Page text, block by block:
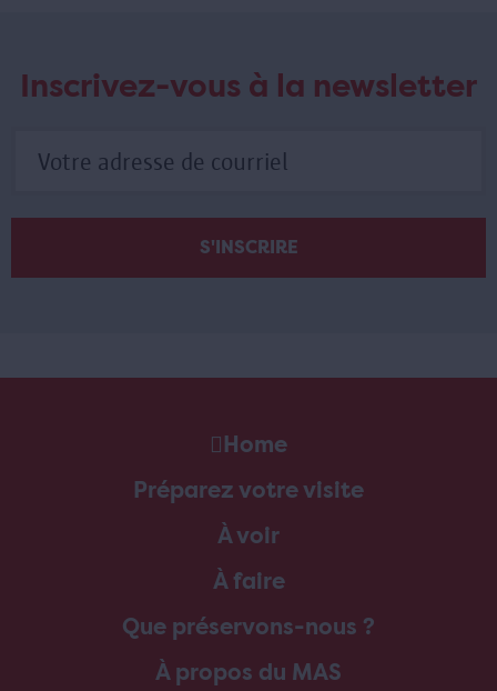
Inscrivez-vous à la newsletter
Home
Préparez votre visite
À voir
À faire
Que préservons-nous ?
À propos du MAS